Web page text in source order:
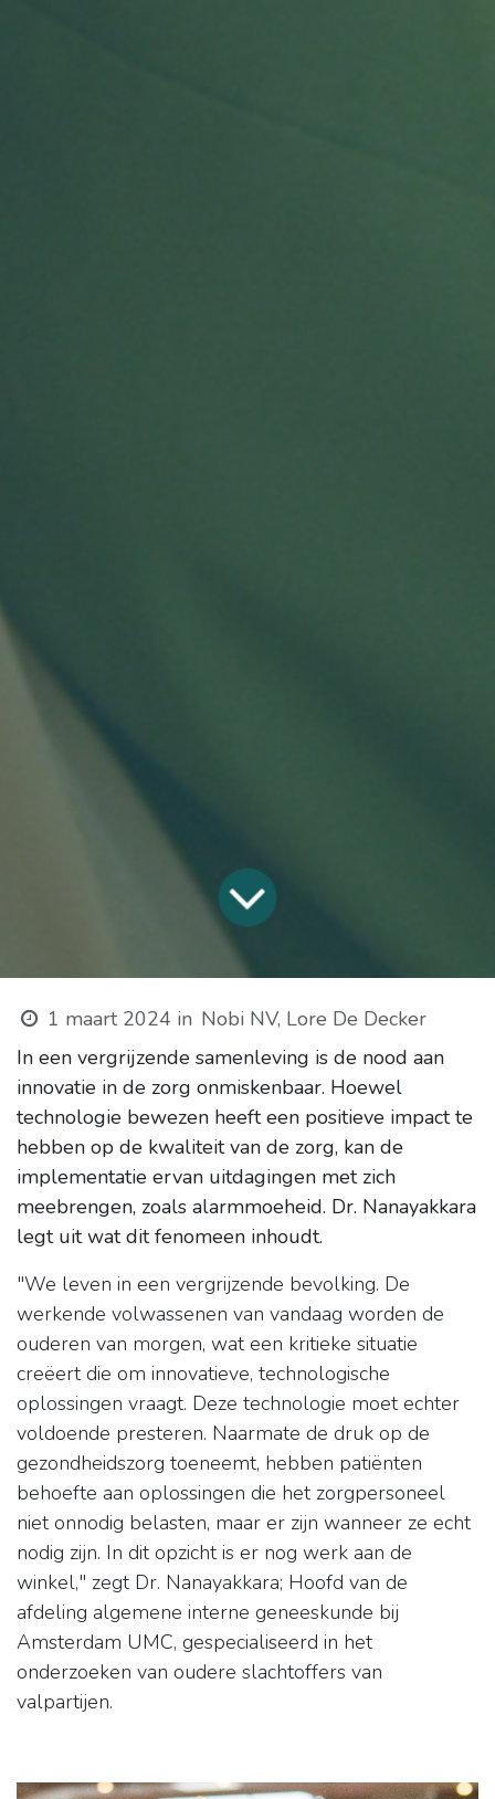
1 maart 2024 in Nobi NV, Lore De Decker
In een vergrijzende samenleving is de nood aan
innovatie in de zorg onmiskenbaar. Hoewel
technologie bewezen heeft een positieve impact te
hebben op de kwaliteit van de zorg, kan de
implementatie ervan uitdagingen met zich
meebrengen, zoals alarmmoeheid. Dr. Nanayakkara
legt uit wat dit fenomeen inhoudt.
"We leven in een vergrijzende bevolking. De
werkende volwassenen van vandaag worden de
ouderen van morgen, wat een kritieke situatie
creëert die om innovatieve, technologische
oplossingen vraagt. Deze technologie moet echter
voldoende presteren. Naarmate de druk op de
gezondheidszorg toeneemt, hebben patiënten
behoefte aan oplossingen die het zorgpersoneel
niet onnodig belasten, maar er zijn wanneer ze echt
nodig zijn. In dit opzicht is er nog werk aan de
winkel," zegt Dr. Nanayakkara; Hoofd van de
afdeling algemene interne geneeskunde bij
Amsterdam UMC, gespecialiseerd in het
onderzoeken van oudere slachtoffers van
valpartijen.